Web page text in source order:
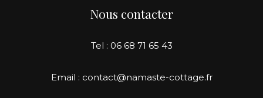
Nous contacter
Tel : 06 68 71 65 43
Email : contact@namaste-cottage.fr